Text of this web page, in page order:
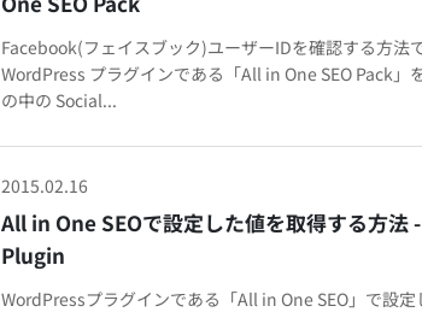
Facebook(フェイスブック)ユーザーIDを確認する方法
WordPress プラグインである「All in One SEO Pack」
の中の Social...
2015.02.16
All in One SEOで設定した値を取得する方法
Plugin
WordPressプラグインである「All in One SEO」で設